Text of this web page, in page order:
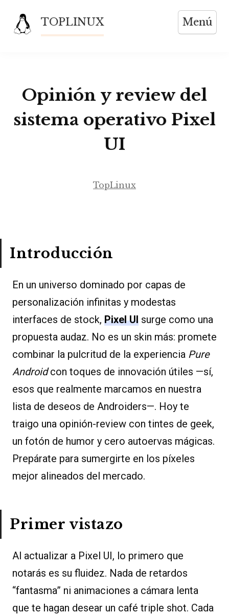
contenido
TOPLINUX Menú
Opinión y review del
sistema operativo Pixel
UI
TopLinux
Introducción
En un universo dominado por capas de
personalización infinitas y modestas
interfaces de stock, Pixel UI surge como una
propuesta audaz. No es un skin más: promete
combinar la pulcritud de la experiencia Pure
Androidcon toques de innovación útiles —sí,
esos que realmente marcamos en nuestra
lista de deseos de Androiders—. Hoy te
traigo una opinión-review con tintes de geek,
un fotón de humor y cero autoervas mágicas.
Prepárate para sumergirte en los píxeles
mejor alineados del mercado.
Primer vistazo
Al actualizar a Pixel UI, lo primero que
notarás es su fluidez. Nada de retardos
“fantasma” ni animaciones a cámara lenta
que te hagan desear un café triple shot. Cada